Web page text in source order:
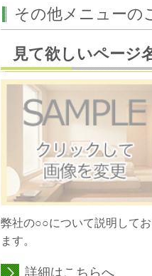
その他メニューの
見て欲しいページ
弊社の○○について説明してお
ます。
詳細はこちらへ